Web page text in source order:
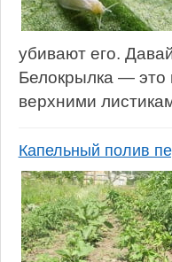
убивают его.
Белокрылка — это
верхними
Капельный полив